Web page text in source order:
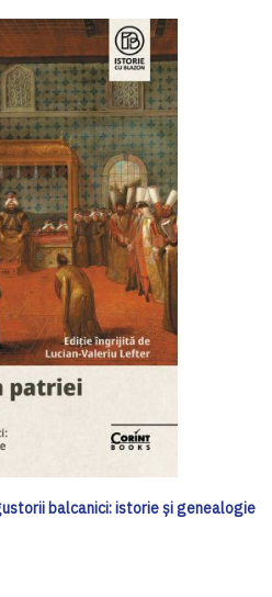
balcanici: istorie și genealogie